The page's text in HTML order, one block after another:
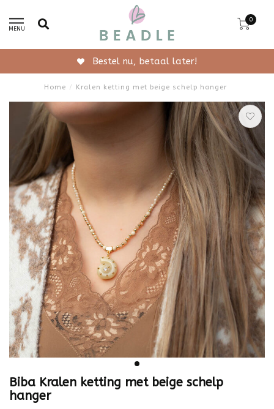
MENU
0
Gratis verzending vanaf 50,-
Home / Kralen ketting met beige schelp hanger
Biba Kralen ketting met beige schelp
hanger